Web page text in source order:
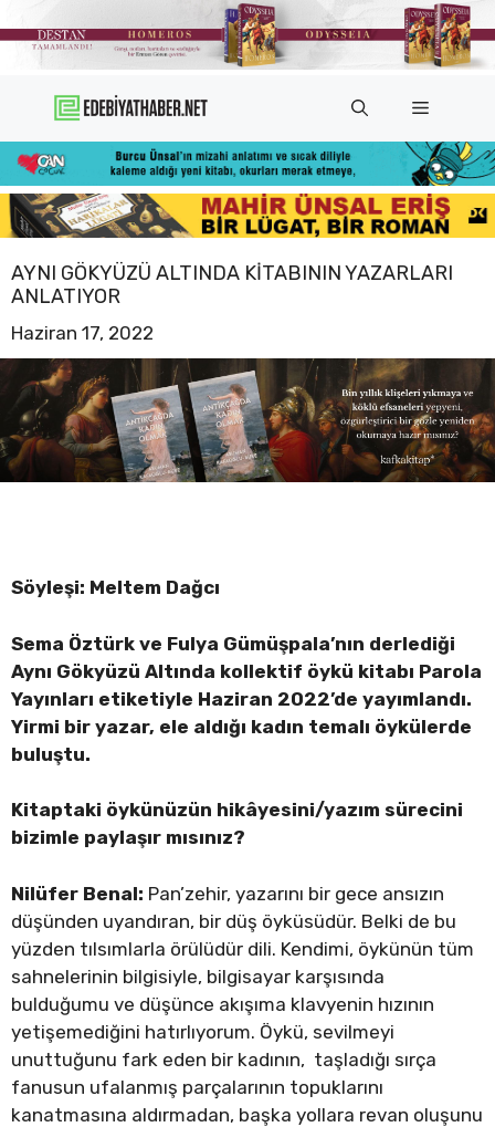
atla
Menü
AYNI GÖKYÜZÜ ALTINDA KITABININ YAZARLARI
ANLATIYOR
Haziran 17, 2022
Söyleşi: Meltem Dağcı
Sema Öztürk ve Fulya Gümüşpala’nın derlediği
Aynı Gökyüzü Altında kollektif öykü kitabı Parola
Yayınları etiketiyle Haziran 2022’de yayımlandı.
Yirmi bir yazar, ele aldığı kadın temalı öykülerde
buluştu.
Kitaptaki öykünüzün hikâyesini/yazım sürecini
bizimle paylaşır mısınız?
Nilüfer Benal: Pan’zehir, yazarını bir gece ansızın
düşünden uyandıran, bir düş öyküsüdür. Belki de bu
yüzden tılsımlarla örülüdür dili. Kendimi, öykünün tüm
sahnelerinin bilgisiyle, bilgisayar karşısında
bulduğumu ve düşünce akışıma klavyenin hızının
yetişemediğini hatırlıyorum. Öykü, sevilmeyi
unuttuğunu fark eden bir kadının, taşladığı sırça
fanusun ufalanmış parçalarının topuklarını
kanatmasına aldırmadan, başka yollara revan oluşunu